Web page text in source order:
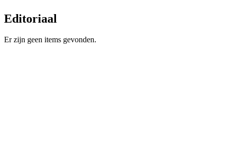
Editoriaal
Er zijn geen items gevonden.